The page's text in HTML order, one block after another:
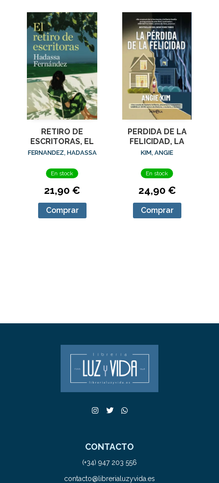
RETIRO DE
ESCRITORAS, EL
FERNANDEZ, HADASSA
En stock
21,90 €
Comprar
PERDIDA DE LA
FELICIDAD, LA
KIM, ANGIE
En stock
24,90 €
Comprar
CONTACTO
(+34) 947 203 556
contacto@librerialuzyvida.es